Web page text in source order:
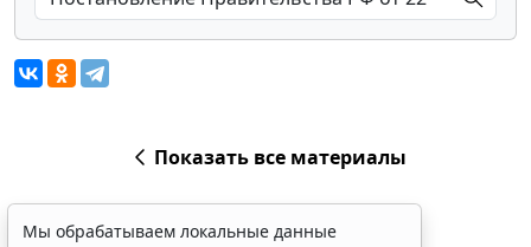
Показать все материалы
Мы обрабатываем локальные данные